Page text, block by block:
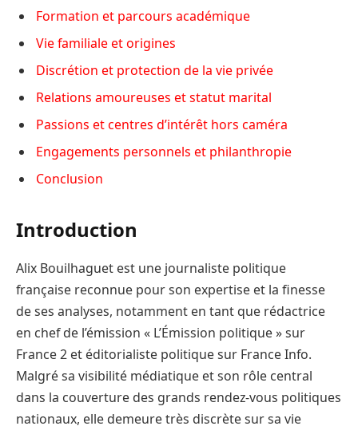
Formation et parcours académique
Vie familiale et origines
Discrétion et protection de la vie privée
Relations amoureuses et statut marital
Passions et centres d’intérêt hors caméra
Engagements personnels et philanthropie
Conclusion
Introduction
Alix Bouilhaguet est une journaliste politique
française reconnue pour son expertise et la finesse
de ses analyses, notamment en tant que rédactrice
en chef de l’émission « L’Émission politique » sur
France 2 et éditorialiste politique sur France Info.
Malgré sa visibilité médiatique et son rôle central
dans la couverture des grands rendez-vous politiques
nationaux, elle demeure très discrète sur sa vie